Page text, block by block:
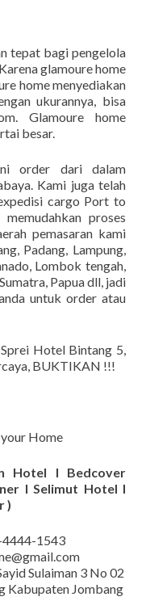
tepat bagi pengelola
glamoure home
home menyediakan
ukurannya, bisa
Glamoure home
besar.
order dari dalam
Kami juga telah
cargo Port to
proses
pemasaran kami
Padang, Lampung,
Lombok tengah,
Papua dll, jadi
untuk order atau
Hotel Bintang 5,
BUKTIKAN !!!
Home
Hotel I Bedcover
I Selimut Hotel I
)
4444-1543
Sulaiman 3 No 02
Kabupaten Jombang